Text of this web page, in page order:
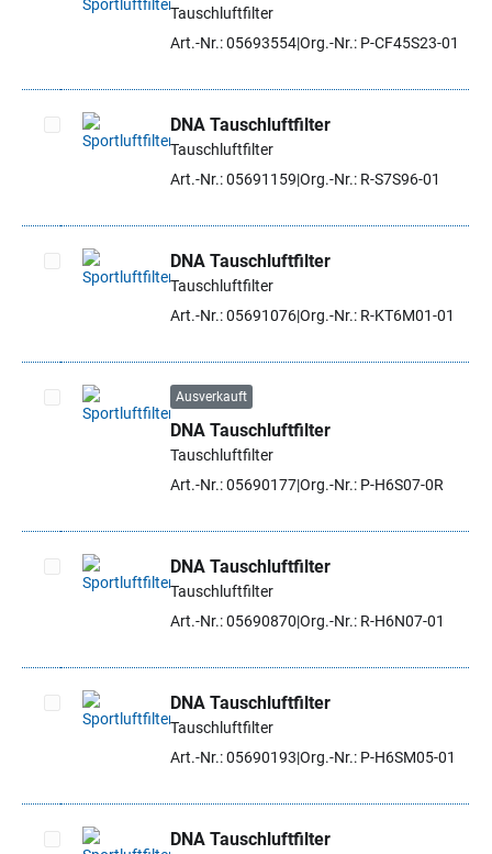
Artikel auswählen
Tauschluftfilter
Art.-Nr.: 05693554Org.-Nr.: P-CF45S23-01
Artikel auswählen
DNA Tauschluftfilter
Tauschluftfilter
Art.-Nr.: 05691159 Org.-Nr.: R-S7S96-01
Artikel auswählen
DNA Tauschluftfilter
Tauschluftfilter
Art.-Nr.: 05691076Org.-Nr.: R-KT6M01-01
Artikel auswählen
Ausverkauft
DNA Tauschluftfilter
Tauschluftfilter
Art.-Nr.: 05690177Org.-Nr.: P-H6S07-0R
Artikel auswählen
DNA Tauschluftfilter
Tauschluftfilter
Art.-Nr.: 05690870 Org.-Nr.: R-H6N07-01
Artikel auswählen
DNA Tauschluftfilter
Tauschluftfilter
Art.-Nr.: 05690193 Org.-Nr.: P-H6SM05-01
DNA Tauschluftfilter